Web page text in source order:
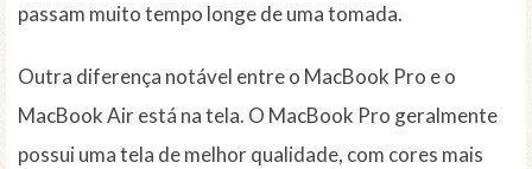
passam muito tempo longe de uma tomada.
Outra diferença notável entre o MacBook Pro e o
MacBook Air está na tela. O MacBook Pro geralmente
possui uma tela de melhor qualidade, com cores mais